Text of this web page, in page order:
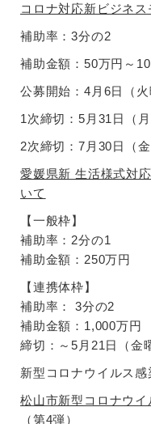
コロナ対応新ビジネ
補助率：3分の2
補助金額：50万円～
公募開始：4月6日（火
1次締切：5月31日（月
2次締切：7月30日（金
愛媛県新 生活様式対
いて
【一般枠】
補助率：2分の1
補助金額：250万円
【連携体枠】
補助率： 3分の2
補助金額：1,000万円
締切：～5月21日（金
新型コロナウイルス
松山市新型コロナウ
（第4弾）